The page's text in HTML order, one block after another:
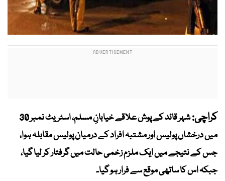
کراچی:
شہر قائد کے پوش علاقے خیابانِ مسلم، اسٹریٹ نمبر 30
میں درخشاں پولیس اور مشتبہ افراد کے درمیان پولیس مقابلہ ہوا،
جس کے نتیجے میں ایک ملزم زخمی حالت میں گرفتار کر لیا گیا،
جبکہ اس کا ساتھی موقع سے فرار ہو گیا۔